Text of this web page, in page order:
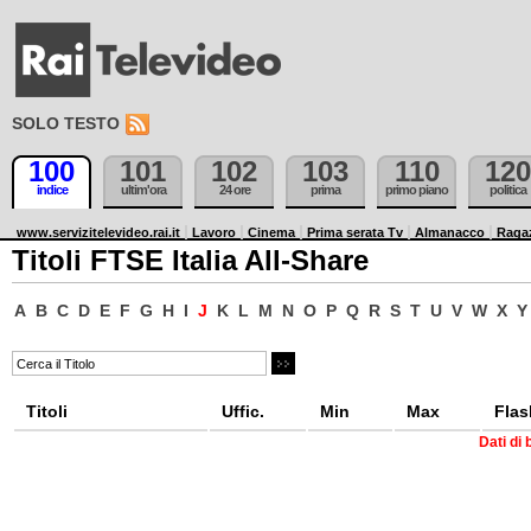
SOLO TESTO
100
indice
101
ultim'ora
102
24 ore
103
prima
110
primo piano
120
politica
www.servizitelevideo.rai.it Lavoro Cinema Prima serata Tv Almanacco
Titoli FTSE Italia All-Share
A B C D E F G H I J K L M N O P Q R S T U V W X Y
Titoli Uffic. Min Max
Dati di